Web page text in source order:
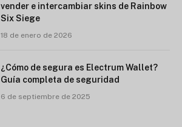
vender e intercambiar skins de Rainbow
Six Siege
18 de enero de 2026
¿Cómo de segura es Electrum Wallet?
Guía completa de seguridad
6 de septiembre de 2025